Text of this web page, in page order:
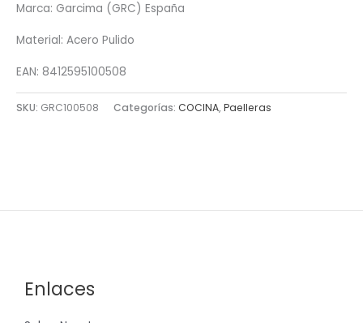
Marca: Garcima (GRC) España
Material: Acero Pulido
EAN: 8412595100508
SKU: GRC100508 Categorías: COCINA,Paelleras
Enlaces